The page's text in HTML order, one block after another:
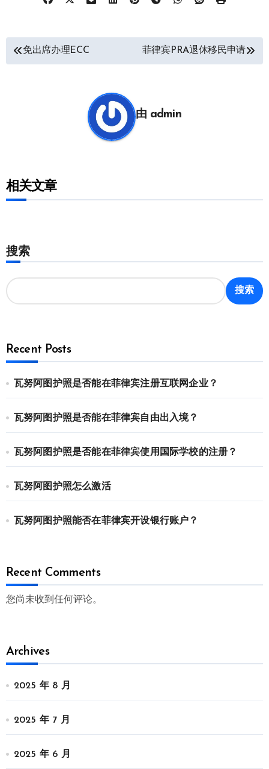
文
章
免出席办理ECC 菲律宾PRA退休移民申请
由 admin
相关文章
搜索
搜索
Recent Posts
瓦努阿图护照是否能在菲律宾注册互联网企业？
瓦努阿图护照是否能在菲律宾自由出入境？
瓦努阿图护照是否能在菲律宾使用国际学校的注册？
瓦努阿图护照怎么激活
瓦努阿图护照能否在菲律宾开设银行账户？
Recent Comments
您尚未收到任何评论。
Archives
2025 年 8 月
2025 年 7 月
2025 年 6 月